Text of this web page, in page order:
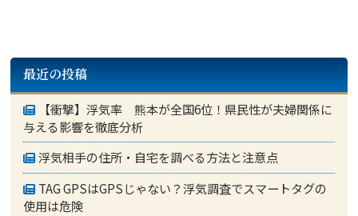
最近の投稿
【衝撃】浮気率 熊本が全国6位！県民性が夫婦関係に
与える影響を徹底分析
浮気相手の住所・自宅を調べる方法と注意点
TAG GPSはGPSじゃない？浮気調査でスマートタグの
使用は危険